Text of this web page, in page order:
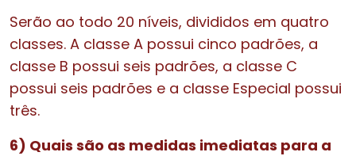
Serão ao todo 20 níveis, divididos em quatro
classes. A classe A possui cinco padrões, a
classe B possui seis padrões, a classe C
possui seis padrões e a classe Especial possui
três.
6) Quais são as medidas imediatas para a